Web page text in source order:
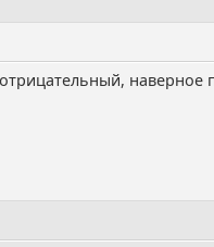
наверное